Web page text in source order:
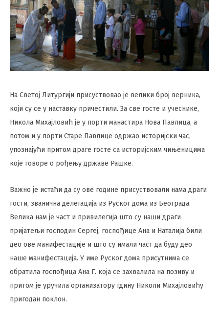
На Светој Литургији присуствовао је велики број верника,
који су се у наставку причестили. За све госте и учеснике,
Никола Михајловић је у порти манастира Нова Павлица, а
потом и у порти Старе Павлице одржао историјски час,
упознајући притом драге госте са историјским чињеницима
које говоре о рођењу државе Рашке.
Важно је истаћи да су ове године присуствовали нама драги
гости, званична делегација из Руског дома из Београда.
Велика нам је част и привилегија што су наши драги
пријатељи господин Сергеј, госпођице Ана и Наталија били
део ове манифестације и што су имали част да буду део
наше манифестација. У име Руског дома присутнима се
обратила госпођица Ана Г. која се захвалила на позиву и
притом је уручила организатору гдину Николи Михајловићу
пригодан поклон.